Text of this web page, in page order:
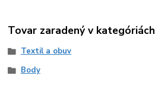
Tovar zaradený v kategóriách
Textil a obuv
Body